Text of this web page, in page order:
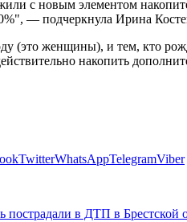
с новым элементом
— подчеркнула Ирина
(это женщины), и тем, кто
накопить
TwitterWhatsAppTelegramViber
пострадали в ДТП в Брестской